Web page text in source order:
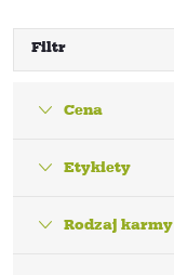
Filtr
Cena
Etykiety
Rodzaj karmy